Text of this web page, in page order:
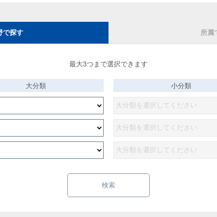
で探す 所属
最大3つまで選択できます
大分類 小分類
検索